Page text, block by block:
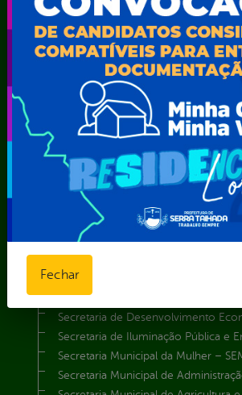
TV Web
Vice-Prefeito
Secretarias
Agência Municipal de Meio
Assistência Social e Cidadania
Autarquia Educacional de Serra
Comando da Guarda Municipal-
Diretoria da Defesa Civil
FUNDAÇÃO CULTURAL DE SERRA
Gabinete da Prefeita
Gabinete do Vice-Prefeito
Instituto de Previdência Própria
Município de Serra Talhada-IPPS
Obras e Infraestrutura
Procuradoria Geral do Município
Secretaria de Comunicação Social e
Secretaria de Desenvolvimento
Secretaria de Iluminação Pública e
Secretaria Municipal da Mulher –
Secretaria Municipal de
Fechar